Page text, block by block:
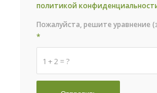
политикой
1 + 2 = ?
Пожалуйста, решите уравнение
*